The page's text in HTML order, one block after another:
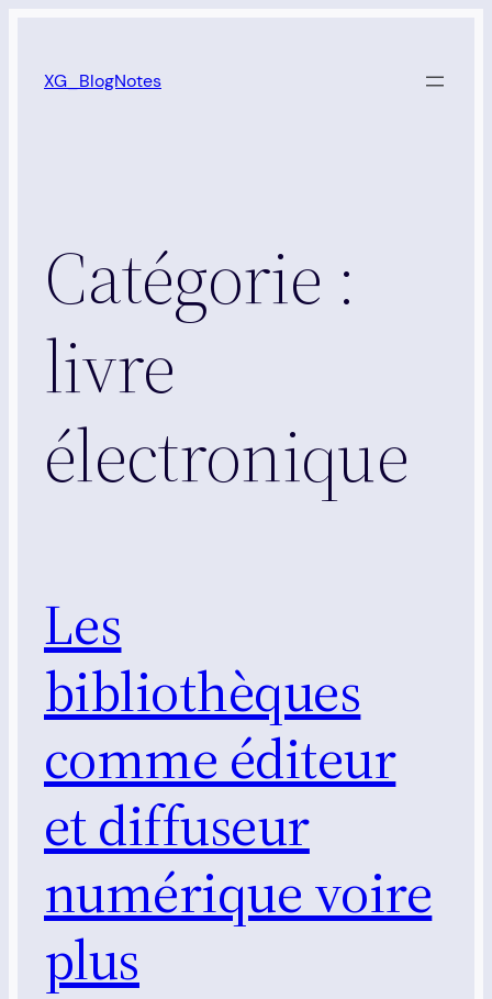
contenu
XG_BlogNotes
Catégorie :
livre
électronique
Les
bibliothèques
comme éditeur
et diffuseur
numérique voire
plus